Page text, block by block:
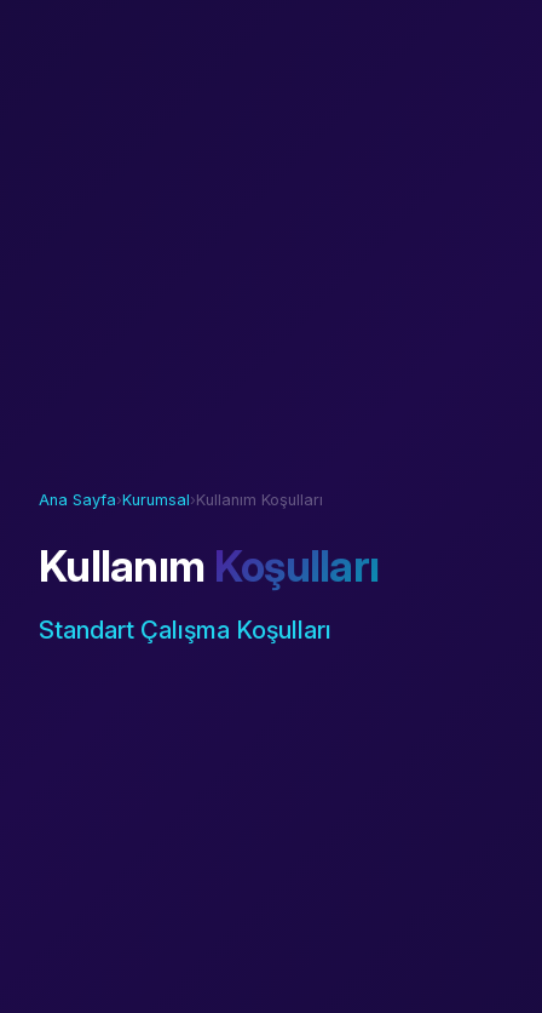
Ana Sayfa›Kurumsal›Kullanım Koşulları
Kullanım Koşulları
Standart Çalışma Koşulları